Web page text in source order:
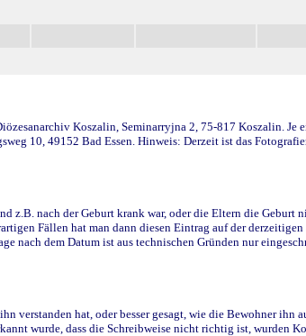
Koszalin, Seminarryjna 2, 75-817 Koszalin. Je
10, 49152 Bad Essen. Hinweis: Derzeit ist das
nach der Geburt krank war, oder die Eltern die Geburt
Fällen hat man dann diesen Eintrag auf der
nach dem Datum ist aus technischen Gründen nur
hat, oder besser gesagt, wie die Bewohner ihn
wurde, dass die Schreibweise nicht richtig ist, wurden